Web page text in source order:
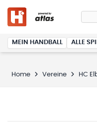
MEIN HANDBALL ALLE
Home Vereine HC